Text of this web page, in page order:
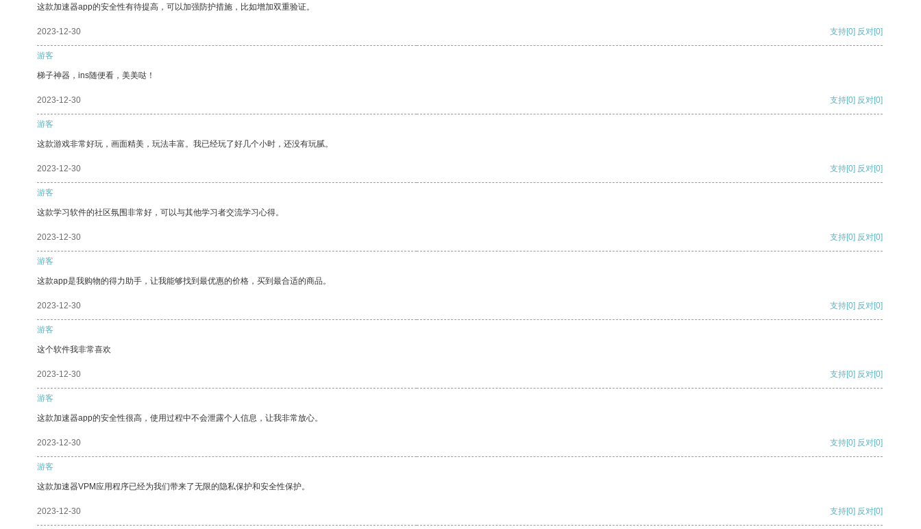
这款加速器app的安全性有待提高，可以加强防护措施，比如增加双重验证。
2023-12-30 支持[0] 反对[0]
游客
梯子神器，ins随便看，美美哒！
2023-12-30 支持[0] 反对[0]
游客
这款游戏非常好玩，画面精美，玩法丰富。我已经玩了好几个小时，还没有玩腻。
2023-12-30 支持[0] 反对[0]
游客
这款学习软件的社区氛围非常好，可以与其他学习者交流学习心得。
2023-12-30 支持[0] 反对[0]
游客
这款app是我购物的得力助手，让我能够找到最优惠的价格，买到最合适的商品。
2023-12-30 支持[0] 反对[0]
游客
这个软件我非常喜欢
2023-12-30 支持[0] 反对[0]
游客
这款加速器app的安全性很高，使用过程中不会泄露个人信息，让我非常放心。
2023-12-30 支持[0] 反对[0]
游客
这款加速器VPM应用程序已经为我们带来了无限的隐私保护和安全性保护。
2023-12-30 支持[0] 反对[0]